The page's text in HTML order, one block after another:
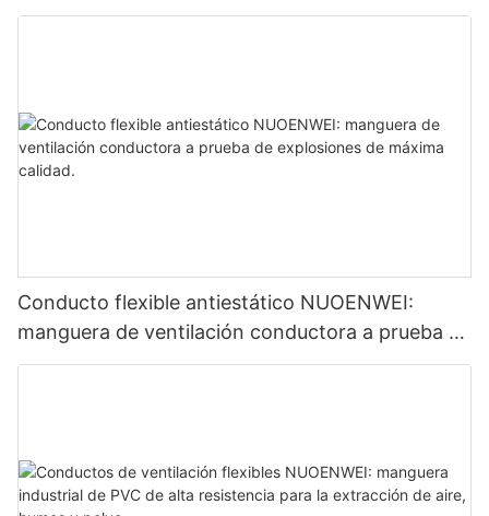
terrestre de aeropuertos | Certificación ISO y
Conducto flexible antiestático NUOENWEI:
manguera de ventilación conductora a prueba de
explosiones de máxima calidad.